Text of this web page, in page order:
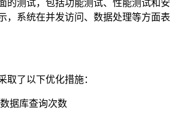
的测试，包括功能测试、性能测试和安
，系统在并发访问、数据处理等方面表
取了以下优化措施：
据库查询次数